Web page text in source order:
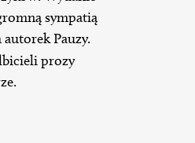
sympatią
Pauzy.
prozy